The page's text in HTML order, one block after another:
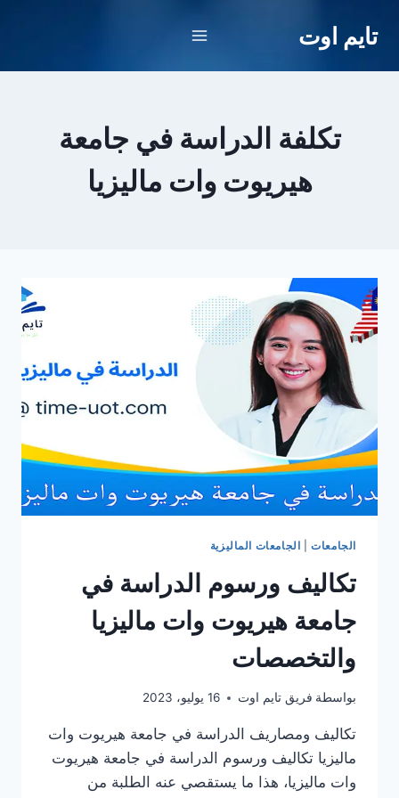
تايم اوت
تكلفة الدراسة في جامعة
هيريوت وات ماليزيا
الجامعات| الجامعات الماليزية
تكاليف ورسوم الدراسة في
جامعة هيريوت وات ماليزيا
والتخصصات
بواسطة فريق تايم اوت 16 يوليو، 2023
تكاليف ومصاريف الدراسة في جامعة هيريوت وات
ماليزيا تكاليف ورسوم الدراسة في جامعة هيريوت
وات ماليزيا، هذا ما يستقصي عنه الطلبة من